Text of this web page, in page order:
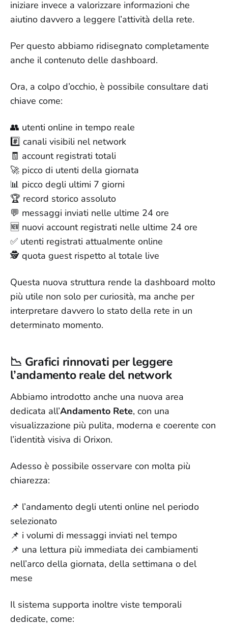
iniziare invece a valorizzare informazioni che
aiutino davvero a leggere l’attività della rete.
Per questo abbiamo ridisegnato completamente
anche il contenuto delle dashboard.
Ora, a colpo d’occhio, è possibile consultare dati
chiave come:
👥 utenti online in tempo reale
#️⃣ canali visibili nel network
🧾 account registrati totali
🚀 picco di utenti della giornata
📊 picco degli ultimi 7 giorni
🏆 record storico assoluto
💬 messaggi inviati nelle ultime 24 ore
🆕 nuovi account registrati nelle ultime 24 ore
✅ utenti registrati attualmente online
🕵️ quota guest rispetto al totale live
Questa nuova struttura rende la dashboard molto
più utile non solo per curiosità, ma anche per
interpretare davvero lo stato della rete in un
determinato momento.
📉 Grafici rinnovati per leggere
l’andamento reale del network
Abbiamo introdotto anche una nuova area
dedicata all’Andamento Rete, con una
visualizzazione più pulita, moderna e coerente con
l’identità visiva di Orixon.
Adesso è possibile osservare con molta più
chiarezza:
📌 l’andamento degli utenti online nel periodo
selezionato
📌 i volumi di messaggi inviati nel tempo
📌 una lettura più immediata dei cambiamenti
nell’arco della giornata, della settimana o del
mese
Il sistema supporta inoltre viste temporali
dedicate, come: